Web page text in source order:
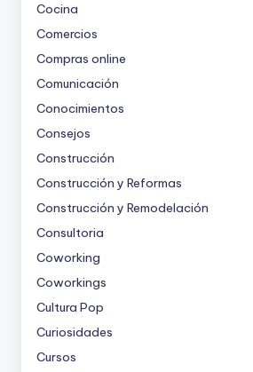
Cocina
Comercios
Compras online
Comunicación
Conocimientos
Consejos
Construcción
Construcción y Reformas
Construcción y Remodelación
Consultoria
Coworking
Coworkings
Cultura Pop
Curiosidades
Cursos